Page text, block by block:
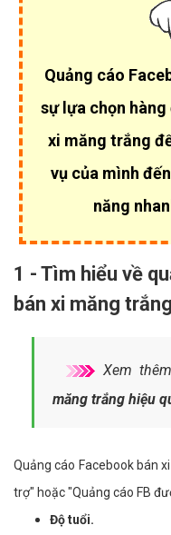
Quảng cáo
sự lựa chọn hàng
xi măng trắng
vụ của mình
năng
1 - Tìm hiểu về
bán xi măng
Xem
măng trắng hiệu
Quảng cáo Facebook bán
trợ" hoặc "Quảng cáo FB
Độ tuổi.